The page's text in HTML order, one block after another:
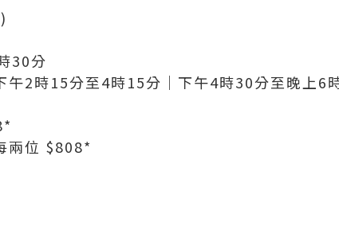
30分
午2時15分至4時15分｜下午4時30分至晚上6
兩位 $808*